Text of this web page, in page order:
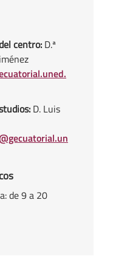
centro: D.ª
D. Luis
de 9 a 20